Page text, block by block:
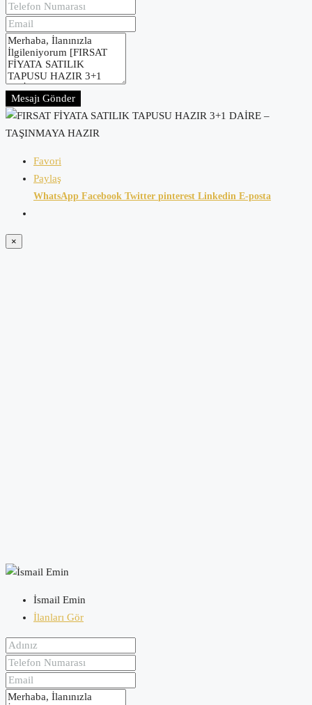
Mesajı Gönder
Favori
Paylaş
WhatsApp Facebook Twitter pinterest Linkedin E-posta
×
İsmail Emin
İlanları Gör